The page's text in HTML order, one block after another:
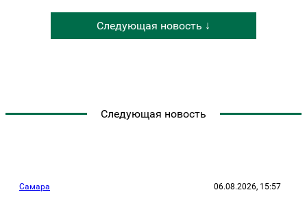
Следующая новость ↓
Следующая новость
Самара 06.08.2026, 15:57